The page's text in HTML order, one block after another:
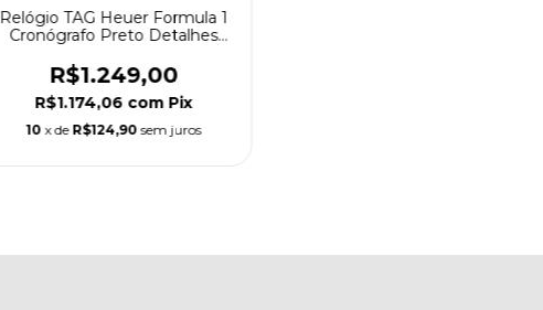
Relógio TAG Heuer Formula 1
Cronógrafo Preto Detalhes
R$1.249,00
R$1.174,06 com Pix
10 x de R$124,90 sem juros